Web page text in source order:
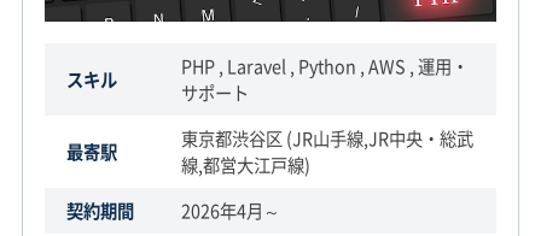
スキル
PHP , Laravel , Python , AWS , 運用・
サポート
最寄駅
東京都渋谷区 (JR山手線,JR中央・総武
線,都営大江戸線)
契約期間
2026年4月～